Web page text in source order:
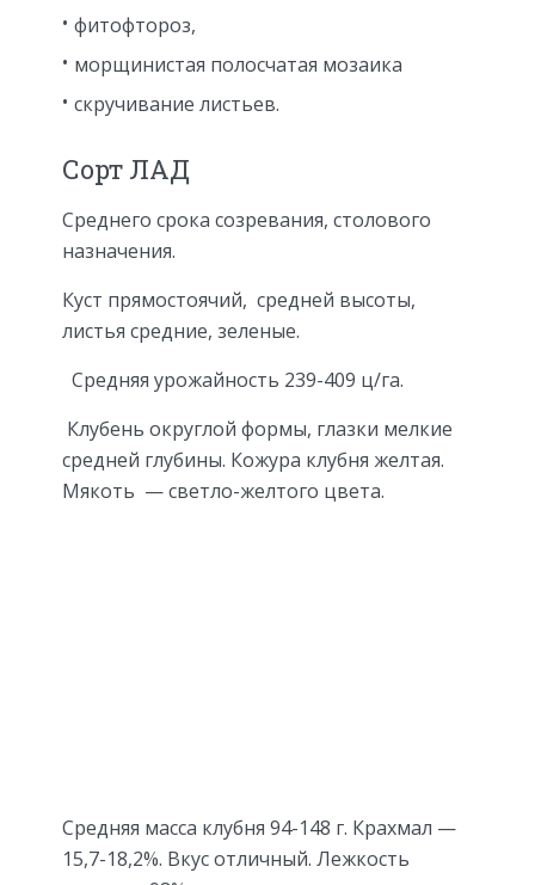
фитофтороз,
морщинистая полосчатая мозаика
скручивание листьев.
Сорт ЛАД
Среднего срока созревания, столового
назначения.
Куст прямостоячий, средней высоты,
листья средние, зеленые.
Средняя урожайность 239-409 ц/га.
Клубень округлой формы, глазки мелкие
средней глубины. Кожура клубня желтая.
Мякоть — светло-желтого цвета.
Средняя масса клубня 94-148 г. Крахмал —
15,7-18,2%. Вкус отличный. Лежкость